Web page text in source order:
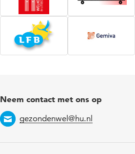
Neem contact met ons op
Email
gezondenwel@hu.nl